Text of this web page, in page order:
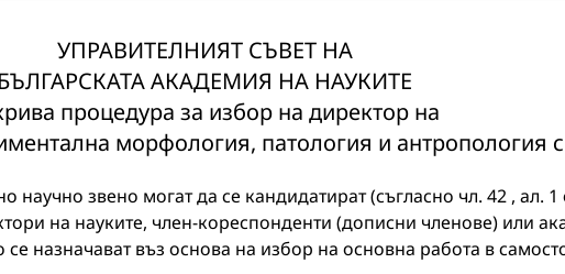
УПРАВИТЕЛНИЯТ СЪВЕТ НА
БЪЛГАРСКАТА АКАДЕМИЯ НА НАУКИТЕ
процедура за избор на директор на
морфология, патология и антропология
научно звено могат да се кандидатират (съгласно чл. 42 , ал. 1
на науките, член-кореспонденти (дописни членове) или
се назначават въз основа на избор на основна работа в